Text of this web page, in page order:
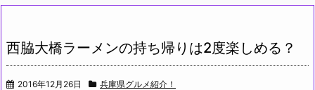
西脇大橋ラーメンの持ち帰りは2度楽しめる？
2016年12月26日 兵庫県グルメ紹介！